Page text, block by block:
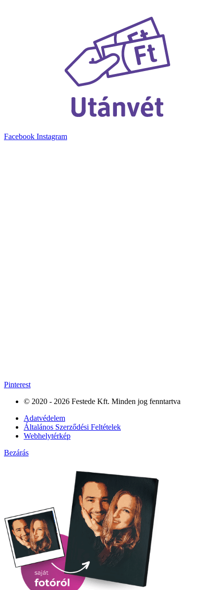
Facebook Instagram
Pinterest
© 2020 - 2026 Festede Kft. Minden jog fenntartva
Adatvédelem
Általános Szerződési Feltételek
Webhelytérkép
Bezárás